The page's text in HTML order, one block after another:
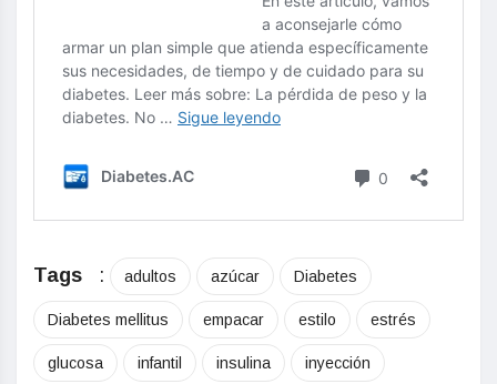
Tags : adultos azúcar Diabetes
Diabetes mellitus empacar estilo estrés
glucosa infantil insulina inyección